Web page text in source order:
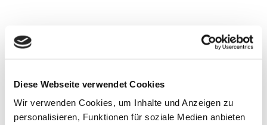
Diese Webseite verwendet Cookies
Wir verwenden Cookies, um Inhalte und Anzeigen zu
personalisieren, Funktionen für soziale Medien anbieten